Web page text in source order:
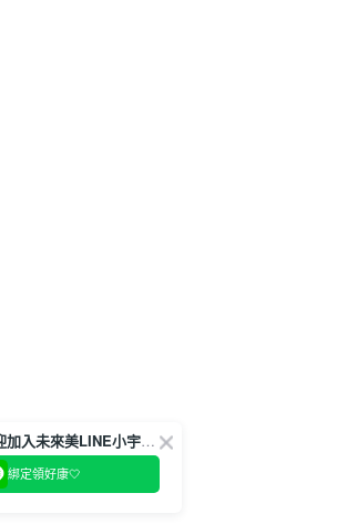
✨歡迎加入未來美LINE小宇宙💫
綁定領好康🤍